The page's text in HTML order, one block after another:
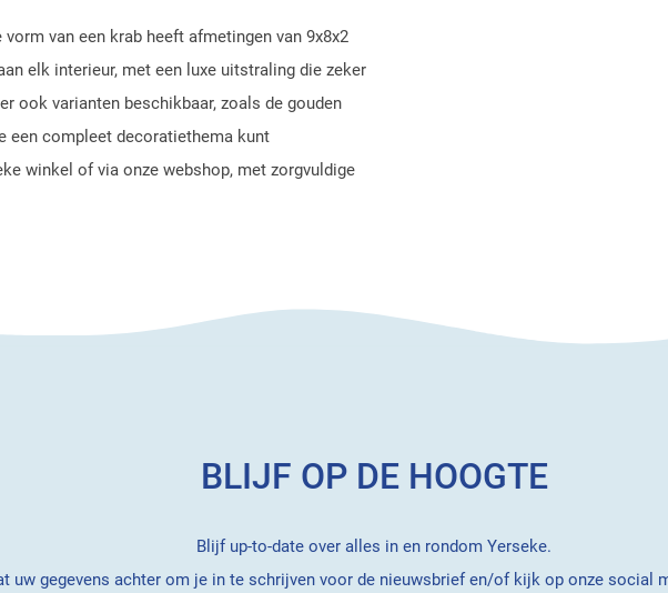
van een krab heeft afmetingen van 9x8x2
elk interieur, met een luxe uitstraling die zeker
ook varianten beschikbaar, zoals de gouden
een compleet decoratiethema kunt
winkel of via onze webshop, met zorgvuldige
BLIJF OP DE HOOGTE
Blijf up-to-date over alles in en rondom Yerseke.
uw gegevens achter om je in te schrijven voor de nieuwsbrief en/of kijk op onze social